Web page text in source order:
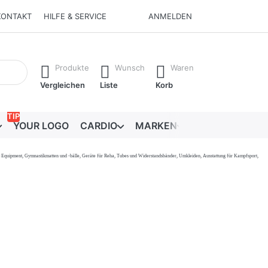
HILFE & SERVICE ANMELDEN
Drücken Sie die Eingabetaste, um alle Ergebnisse
Produkte
Vergleichen
Wunsch
Liste
Waren
Korb
YOUR LOGO
TIP
CARDIO MARKEN
Gymnastikmatten und -bälle, Geräte für Reha, Tubes und Widerstandsbänder, Umkleiden, Ausstattung für Kampfsport,